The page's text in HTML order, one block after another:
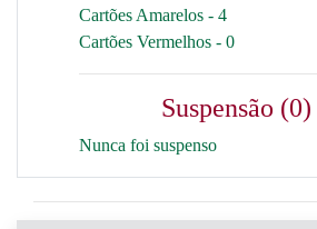
Cartões Amarelos - 4
Cartões Vermelhos - 0
Suspensão (0)
Nunca foi suspenso